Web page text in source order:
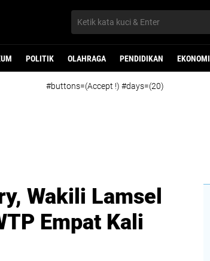
POLITIK OLAHRAGA PENDIDIKAN EKONOMI
#buttons=(Accept !) #days=(20)
Wakili Lamsel
Empat Kali